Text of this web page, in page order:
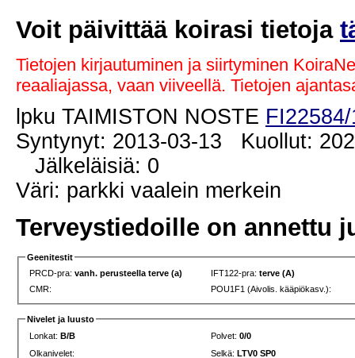
Voit päivittää koirasi tietoja
Tietojen kirjautuminen ja siirtyminen
reaaliajassa, vaan viiveellä. Tietojen
lpku TAIMISTON NOSTE
Syntynyt: 2013-03-13 Kuollut:
Jälkeläisiä: 0
Väri: parkki vaalein merkein
Terveystiedoille on annettu
Geenitestit
PRCD-pra:vanh. perusteella terve (a) IFT122-pra:terve (A)
CMR:
POU1F1 (Aivolis. kääpiökasv.):
Nivelet ja luusto
Lonkat:B/B Polvet:0/0
Olkanivelet:
Selkä:LTV0 SP0